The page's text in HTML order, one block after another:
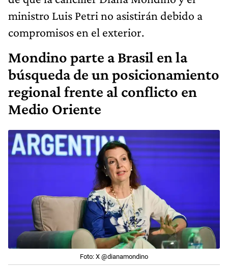
ministro Luis Petri no asistirán debido a
compromisos en el exterior.
Mondino parte a Brasil en la
búsqueda de un posicionamiento
regional frente al conflicto en
Medio Oriente
Foto: X @dianamondino